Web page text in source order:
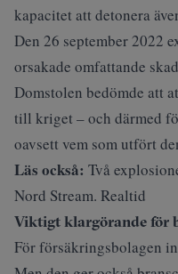
kapacitet att detonera
Den 26 september 2022
orsakade omfattande
Domstolen bedömde att
till kriget – och därmed
oavsett vem som utfört
Läs också: Två
Nord Stream. Realtid
Viktigt klargörande för
För försäkringsbolagen